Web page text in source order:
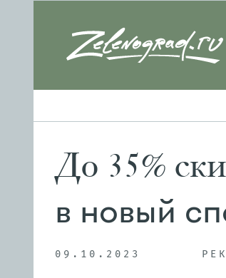
До 35%
в новый
09.10.2023